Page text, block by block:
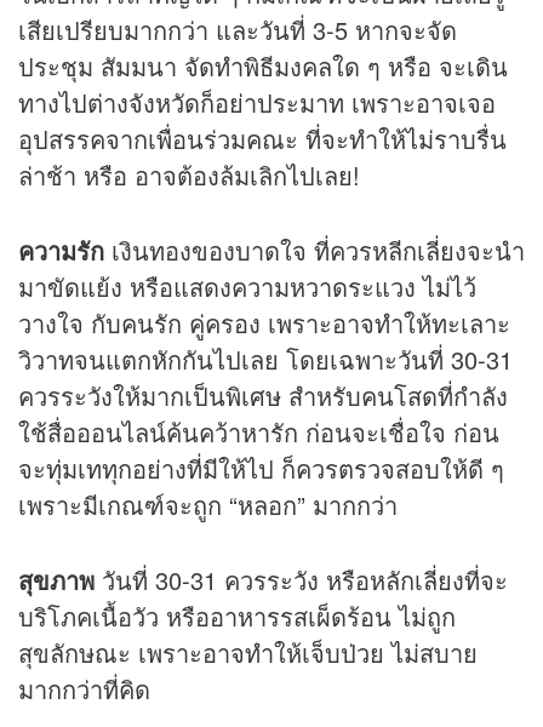
เสียเปรียบมากกว่า และวันที่ 3-5 หากจะจัด
ประชุม สัมมนา จัดทำพิธีมงคลใด ๆ หรือ จะเดิน
ทางไปต่างจังหวัดก็อย่าประมาท เพราะอาจเจอ
อุปสรรคจากเพื่อนร่วมคณะ ที่จะทำให้ไม่ราบรื่น
ล่าช้า หรือ อาจต้องล้มเลิกไปเลย!
ความรัก เงินทองของบาดใจ ที่ควรหลีกเลี่ยงจะนำ
มาขัดแย้ง หรือแสดงความหวาดระแวง ไม่ไว้
วางใจ กับคนรัก คู่ครอง เพราะอาจทำให้ทะเลาะ
วิวาทจนแตกหักกันไปเลย โดยเฉพาะวันที่ 30-31
ควรระวังให้มากเป็นพิเศษ สำหรับคนโสดที่กำลัง
ใช้สื่อออนไลน์ค้นคว้าหารัก ก่อนจะเชื่อใจ ก่อน
จะทุ่มเททุกอย่างที่มีให้ไป ก็ควรตรวจสอบให้ดี ๆ
เพราะมีเกณฑ์จะถูก “หลอก” มากกว่า
สุขภาพ วันที่ 30-31 ควรระวัง หรือหลักเลี่ยงที่จะ
บริโภคเนื้อวัว หรืออาหารรสเผ็ดร้อน ไม่ถูก
สุขลักษณะ เพราะอาจทำให้เจ็บป่วย ไม่สบาย
มากกว่าที่คิด